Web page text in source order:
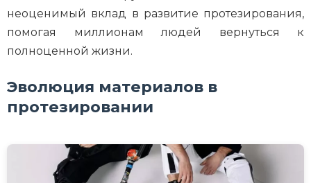
неоценимый вклад в развитие протезирования,
помогая миллионам людей вернуться к
полноценной жизни.
Эволюция материалов в
протезировании